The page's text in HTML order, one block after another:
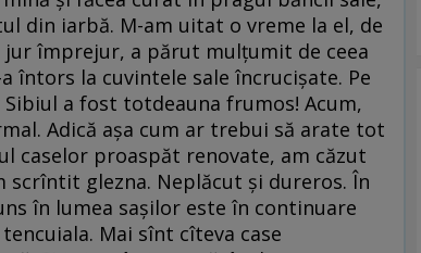
din iarbă. M-am uitat o vreme la el, de
împrejur, a părut mulţumit de ceea
întors la cuvintele sale încrucişate. Pe
Sibiul a fost totdeauna frumos! Acum,
Adică aşa cum ar trebui să arate tot
caselor proaspăt renovate, am căzut
glezna. Neplăcut şi dureros. În
în lumea saşilor este în continuare
Mai sînt cîteva case